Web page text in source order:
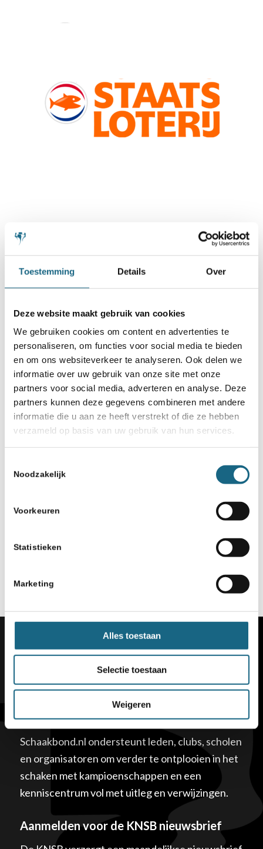
Toestemming Details Over
Deze website maakt gebruik van cookies
We gebruiken cookies om content en advertenties te
personaliseren, om functies voor social media te bieden
en om ons websiteverkeer te analyseren. Ook delen we
informatie over uw gebruik van onze site met onze
partners voor social media, adverteren en analyse. Deze
partners kunnen deze gegevens combineren met andere
informatie die u aan ze heeft verstrekt of die ze hebben
verzameld op basis van uw gebruik van hun services.
Noodzakelijk
Voorkeuren
Statistieken
Marketing
Alles toestaan
Selectie toestaan
Weigeren
Schaakbond
Schaakbond.nl ondersteunt leden, clubs, scholen
en organisatoren om verder te ontplooien in het
schaken met kampioenschappen en een
kenniscentrum vol met uitleg en verwijzingen.
Aanmelden voor de KNSB nieuwsbrief